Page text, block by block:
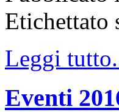
Etichettato
Leggi
Eventi